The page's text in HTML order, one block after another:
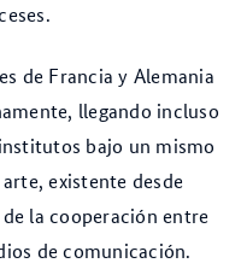
de Francia y Alemania
llegando incluso
bajo un mismo
arte, existente desde
la cooperación entre
de comunicación.